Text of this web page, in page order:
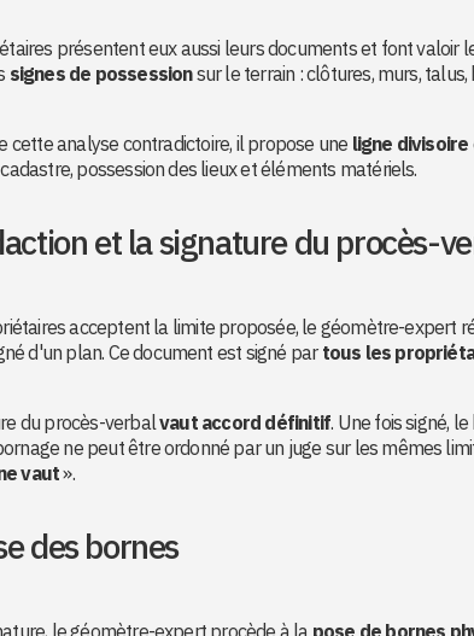
présentent eux aussi leurs documents et font valoir
signes de possessionsur le terrain : clôtures, murs, talus,
cette analyse contradictoire, il propose une ligne divisoire
possession des lieux et éléments matériels.
et la signature du procès-
acceptent la limite proposée, le géomètre-expert
d'un plan. Ce document est signé partous les
du procès-verbalvaut accord définitif. Une fois signé,
ne peut être ordonné par un juge sur les mêmes
vaut».
des bornes